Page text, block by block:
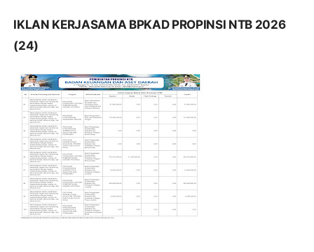
IKLAN KERJASAMA BPKAD PROPINSI NTB 2026
(24)